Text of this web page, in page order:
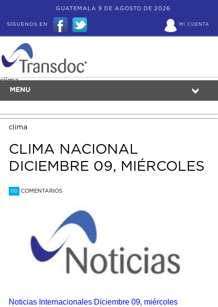
GUATEMALA 9 DE AGOSTO DE 2026
MI CUENTA
SÍGUENOS EN
MENU
clima
clima
CLIMA NACIONAL
DICIEMBRE 09, MIÉRCOLES
00 COMENTARIOS
Noticias Internacionales Diciembre 09, miércoles